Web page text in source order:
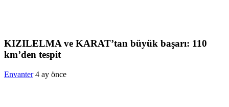
KIZILELMA ve KARAT’tan büyük başarı: 110
km’den tespit
Envanter 4 ay önce